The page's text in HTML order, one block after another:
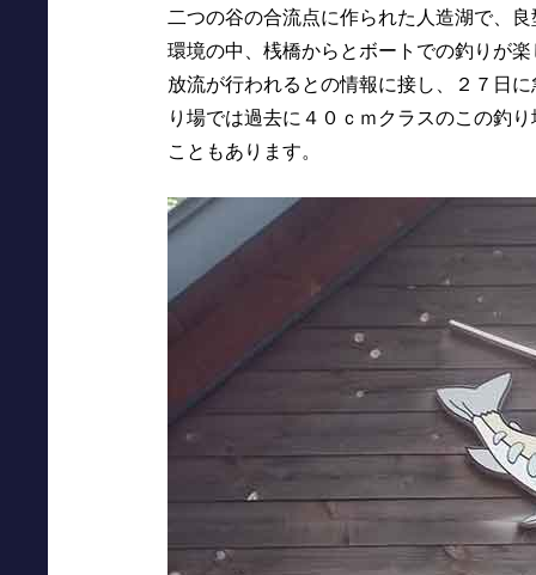
二つの谷の合流点に作られた人造湖で、
環境の中、桟橋からとボートでの釣りが
放流が行われるとの情報に接し、２７日
り場では過去に４０ｃｍクラスのこの釣
こともあります。